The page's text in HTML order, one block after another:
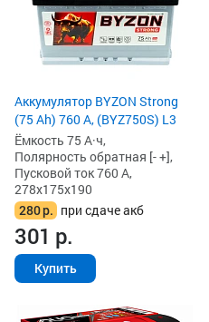
Аккумулятор BYZON Strong
(75 Ah) 760 А, (BYZ750S) L3
Ёмкость 75 А·ч,
Полярность обратная [- +],
Пусковой ток 760 А,
278x175x190
280р. при сдаче акб
301 р.
Купить